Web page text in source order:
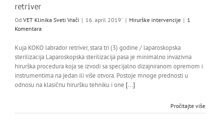
retriver
Od VET Klinika Sveti Vrači | 16. april 2019' | Hirurške intervencije | 1
Komentara
Kuja KOKO labrador retriver, stara tri (3) godine / laparoskopska
sterilizacija Laparoskopska sterilizacija pasa je minimalno invazivna
hirurška procedura koja se izvodi sa specijalno dizajniranom opremom i
instrumentima na jedan ili više otvora. Postoje mnoge prednosti u
odnosu na klasičnu hiruršku tehniku i one [...]
Pročitajte više